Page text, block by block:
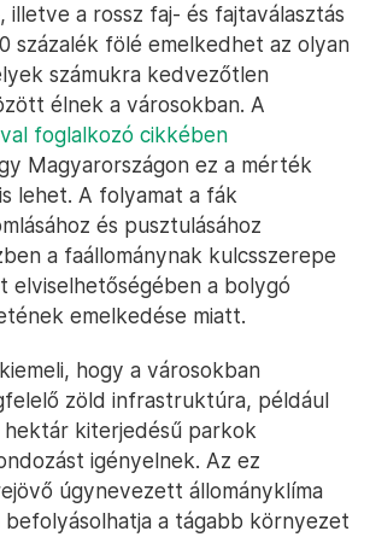
illetve a rossz faj- és fajtaválasztás
százalék fölé emelkedhet az olyan
számukra kedvezőtlen
élnek a városokban. A
foglalkozó cikkében
Magyarországon ez a mérték
lehet. A folyamat a fák
és pusztulásához
a faállománynak kulcsszerepe
elviselhetőségében a bolygó
emelkedése miatt.
hogy a városokban
zöld infrastruktúra, például
kiterjedésű parkok
igényelnek. Az ez
úgynevezett állományklíma
a tágabb környezet